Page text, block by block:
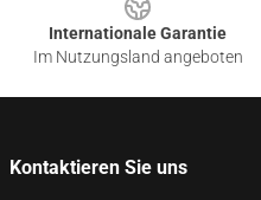
Internationale Garantie
Im Nutzungsland angeboten
Kontaktieren Sie uns